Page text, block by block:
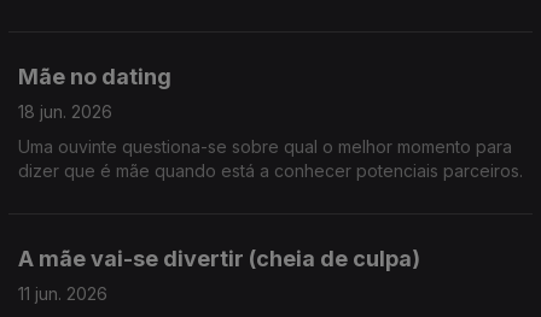
Mãe no dating
18 jun. 2026
Uma ouvinte questiona-se sobre qual o melhor momento para
dizer que é mãe quando está a conhecer potenciais parceiros.
A mãe vai-se divertir (cheia de culpa)
11 jun. 2026